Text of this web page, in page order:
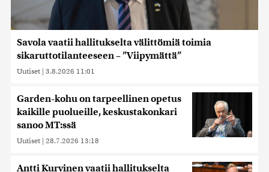
Savola vaatii hallitukselta välittömiä toimia
sikaruttotilanteeseen – ”Viipymättä”
Uutiset | 3.8.2026 11:01
Garden-kohu on tarpeellinen opetus
kaikille puolueille, keskustakonkari
sanoo MT:ssä
Uutiset | 28.7.2026 13:18
Antti Kurvinen vaatii hallitukselta